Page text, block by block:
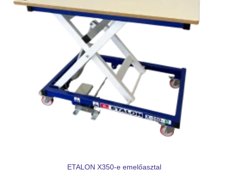
ETALON X350-e emelőasztal